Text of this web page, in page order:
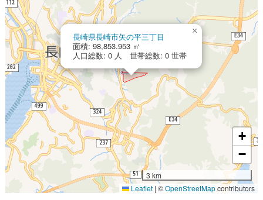
長崎県長崎市矢の平三丁目
面積: 98,853.953 ㎡
人口総数: 0 人 世帯総数: 0 世帯
×
+
−
3 km
Leaflet | ©OpenStreetMapcontributors